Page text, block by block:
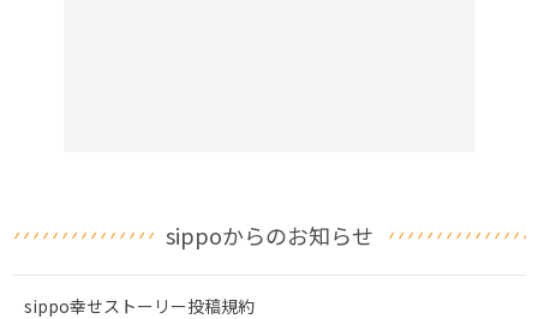
sippoからのお知らせ
sippo幸せストーリー投稿規約